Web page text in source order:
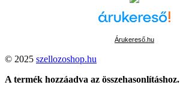
Árukereső.hu
© 2025 szellozoshop.hu
A termék hozzáadva az összehasonlításhoz.